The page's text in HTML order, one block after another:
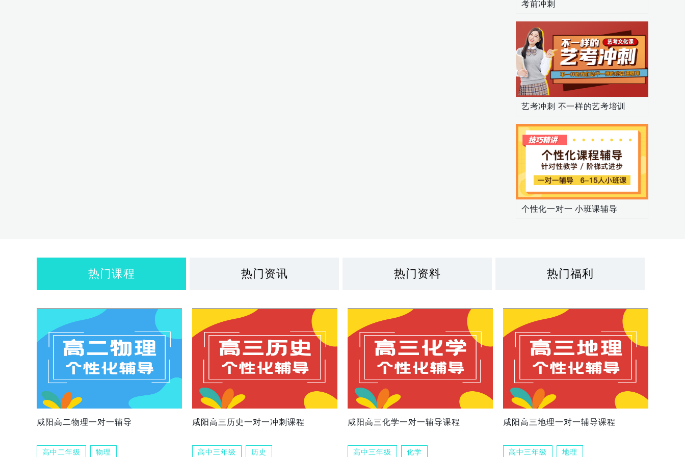
考前冲刺
艺考冲刺 不一样的艺考培训
个性化一对一 小班课辅导
热门课程 热门资讯 热门资料 热门福利
咸阳高二物理一对一辅导
高中二年级 物理
咸阳高三历史一对一冲刺课程
高中三年级 历史
咸阳高三化学一对一辅导课程
高中三年级 化学
咸阳高三地理一对一辅导课程
高中三年级 地理